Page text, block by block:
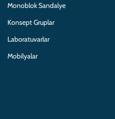
Monoblok Sandalye
Konsept Gruplar
Laboratuvarlar
Mobilyalar